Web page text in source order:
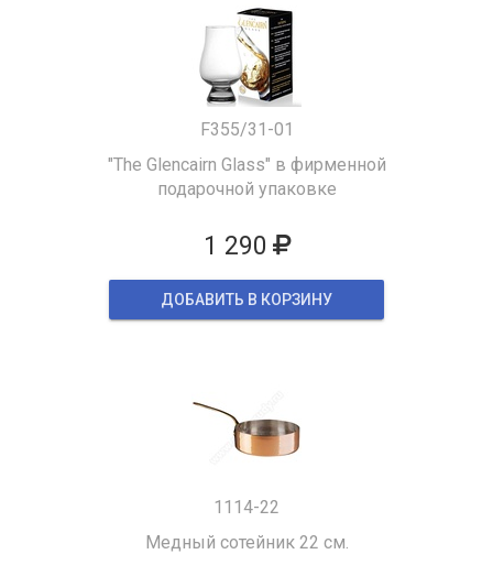
F355/31-01
"The Glencairn Glass" в фирменной
подарочной упаковке
1 290
ДОБАВИТЬ В КОРЗИНУ
1114-22
Медный сотейник 22 см.